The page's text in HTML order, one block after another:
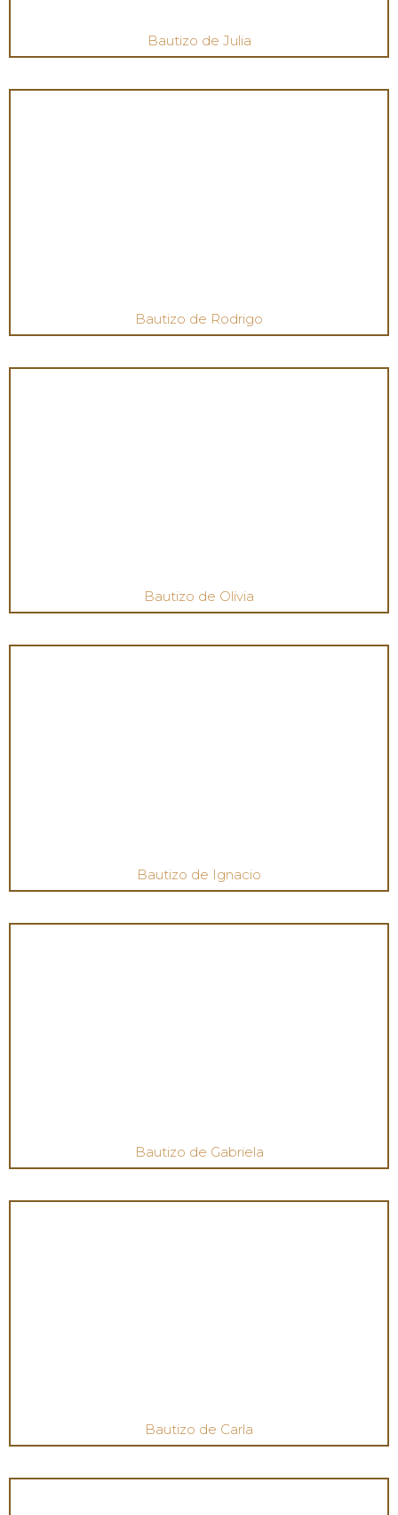
Bautizo de Julia
Bautizo de Rodrigo
Bautizo de Olivia
Bautizo de Ignacio
Bautizo de Gabriela
Bautizo de Carla